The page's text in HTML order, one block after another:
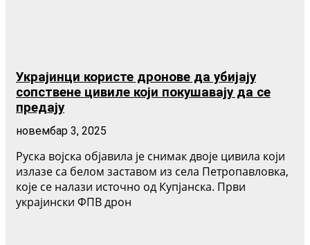
Украјинци користе дронове да убијају
сопствене цивиле који покушавају да се
предају
новембар 3, 2025
Руска војска објавила је снимак двоје цивила који
излазе са белом заставом из села Петропавловка,
које се налази источно од Купјанска. Први
украјински ФПВ дрон